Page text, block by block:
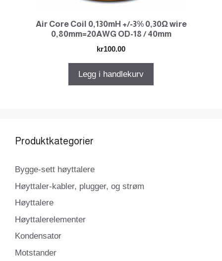
Air Core Coil 0,130mH +/-3% 0,30Ω wire
0,80mm=20AWG OD-18 / 40mm
kr100.00
Legg i handlekurv
Produktkategorier
Bygge-sett høyttalere
Høyttaler-kabler, plugger, og strøm
Høyttalere
Høyttalerelementer
Kondensator
Motstander